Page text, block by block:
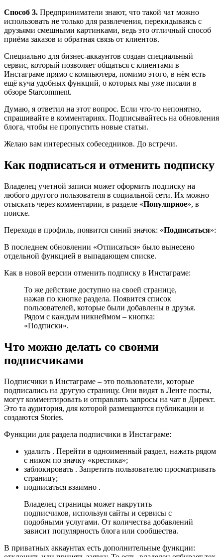
Способ 3. Предприниматели знают, что такой чат можно
использовать не только для развлечения, перекидываясь с
друзьями смешными картинками, ведь это отличный способ
приёма заказов и обратная связь от клиентов.
Специально для бизнес-аккаунтов создан специальный
сервис, который позволяет общаться с клиентами в
Инстаграме прямо с компьютера, помимо этого, в нём есть
ещё куча удобных функций, о которых мы уже писали в
обзоре Starcomment.
Думаю, я ответил на этот вопрос. Если что-то непонятно,
спрашивайте в комментариях. Подписывайтесь на обновления
блога, чтобы не пропустить новые статьи.
Желаю вам интересных собеседников. До встречи.
Как подписаться и отменить подписку
Владелец учетной записи может оформить подписку на
любого другого пользователя в социальной сети. Их можно
отыскать через комментарии, в разделе «Популярное», в
поиске.
Переходя в профиль, появится синий значок: «Подписаться»:
В последнем обновлении «Отписаться» было вынесено
отдельной функцией в выпадающем списке.
Как в новой версии отменить подписку в Инстаграме:
То же действие доступно на своей странице,
нажав по кнопке раздела. Появится список
пользователей, которые были добавлены в друзья.
Рядом с каждым никнеймом – кнопка:
«Подписки».
Что можно делать со своими
подписчиками
Подписчики в Инстаграме – это пользователи, которые
подписались на другую страницу. Они видят в Ленте посты,
могут комментировать и отправлять запросы на чат в Директ.
Это та аудитория, для которой размещаются публикации и
создаются Stories.
Функции для раздела подписчики в Инстаграме:
удалить . Перейти в одноименный раздел, нажать рядом
с ником по значку «крестика»;
заблокировать . Запретить пользователю просматривать
страницу;
подписаться взаимно .
Владелец страницы может накрутить
подписчиков, используя сайты и сервисы с
подобными услугами. От количества добавлений
зависит популярность блога или сообщества.
В приватных аккаунтах есть дополнительные функции: